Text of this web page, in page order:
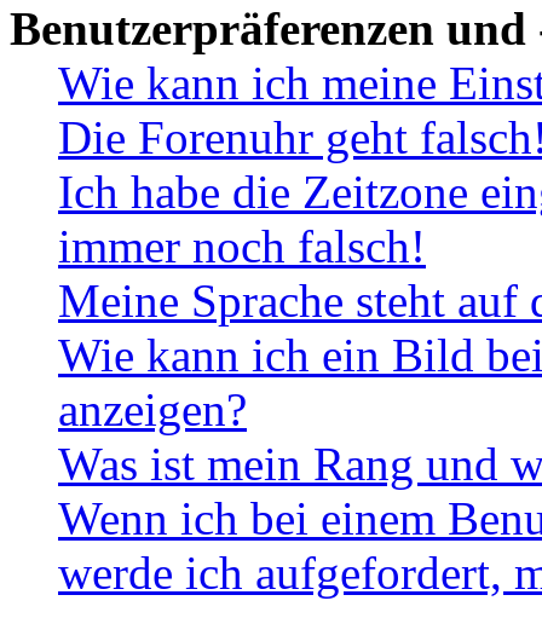
Benutzerpräferenzen und
Wie kann ich meine
Die Forenuhr geht
Ich habe die Zeitzone
immer noch falsch!
Meine Sprache steht
Wie kann ich ein Bild
anzeigen?
Was ist mein Rang und
Wenn ich bei einem
werde ich aufgefordert,